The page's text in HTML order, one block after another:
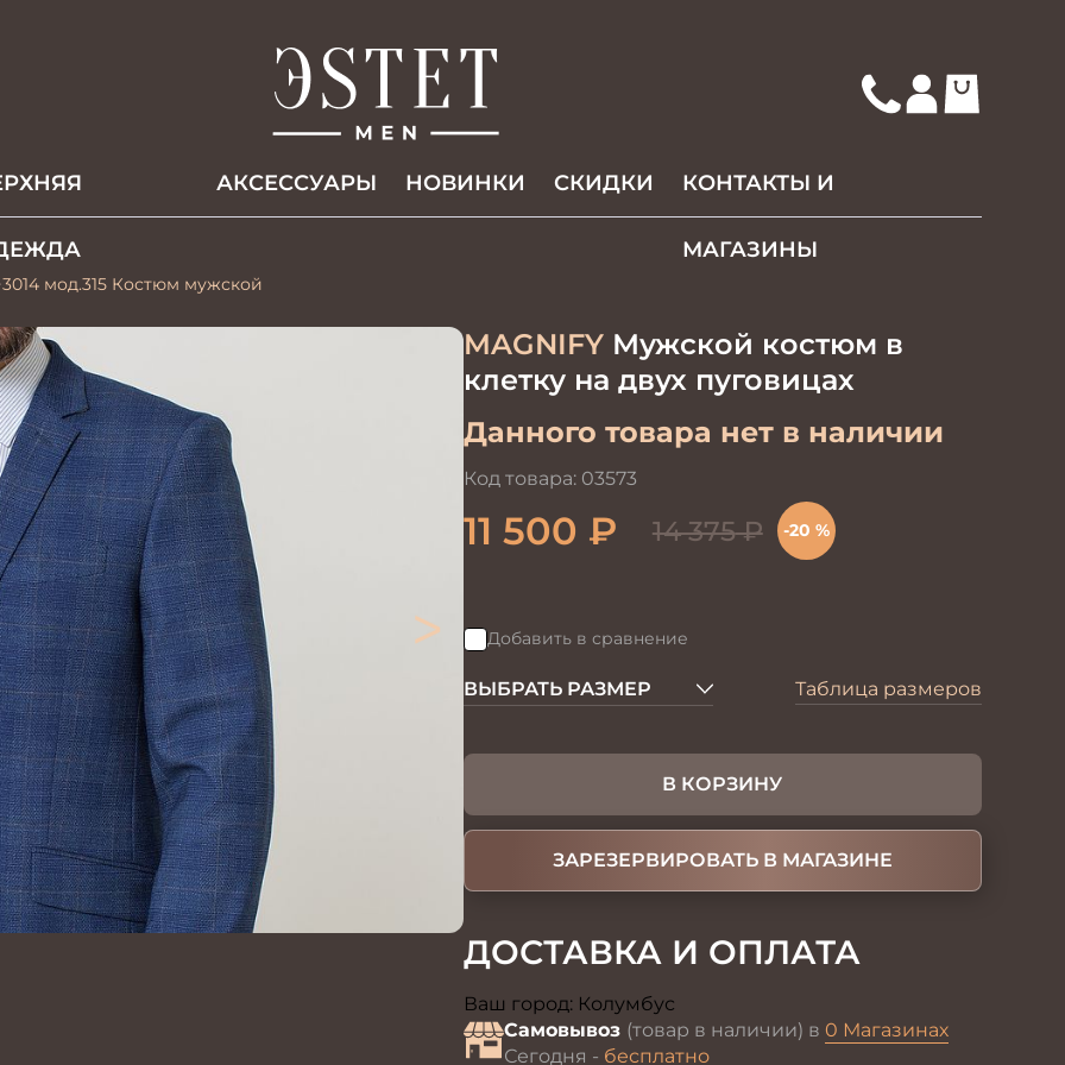
АКCЕССУАРЫ НОВИНКИ СКИДКИ КОНТАКТЫ И
МАГАЗИНЫ
3014 мод.315 Костюм мужской
>
MAGNIFYМужской костюм в
клетку на двух пуговицах
Данного товара нет в наличии
Код товара: 03573
11 500 ₽ 14 375₽ -20 %
Добавить в сравнение
ВЫБРАТЬ РАЗМЕР Таблица размеров
В КОРЗИНУ
ЗАРЕЗЕРВИРОВАТЬ В МАГАЗИНЕ
ДОСТАВКА И ОПЛАТА
Ваш город: Колумбус
Самовывоз (товар в наличии) в 0 Магазинах
Сегодня - бесплатно